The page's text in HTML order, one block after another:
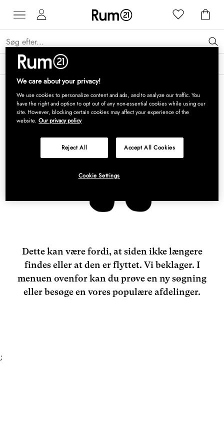
Få 15 % på Grythyttan Stålmöbler* →
Dette kan være fordi, at siden ikke længere
findes eller at den er flyttet. Vi beklager. I
menuen ovenfor kan du prøve en ny søgning
eller besøge en vores populære afdelinger.
;
We care about your privacy!
We use cookies to personalize content and ads, and to analyze our traffic. You
have the right and option to opt out of any non-essential cookies while using our
site. However, blocking certain cookies may affect your experience of the
website. Our privacy policy
Reject All Accept All Cookies
Cookie Settings